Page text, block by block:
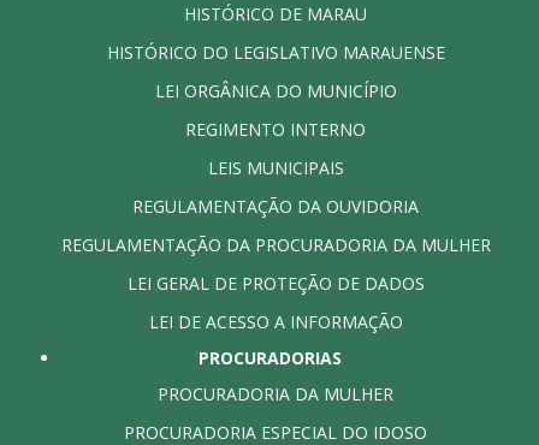
HISTÓRICO DE MARAU
HISTÓRICO DO LEGISLATIVO MARAUENSE
LEI ORGÂNICA DO MUNICÍPIO
REGIMENTO INTERNO
LEIS MUNICIPAIS
REGULAMENTAÇÃO DA OUVIDORIA
REGULAMENTAÇÃO DA PROCURADORIA DA MULHER
LEI GERAL DE PROTEÇÃO DE DADOS
LEI DE ACESSO A INFORMAÇÃO
PROCURADORIAS
PROCURADORIA DA MULHER
PROCURADORIA ESPECIAL DO IDOSO